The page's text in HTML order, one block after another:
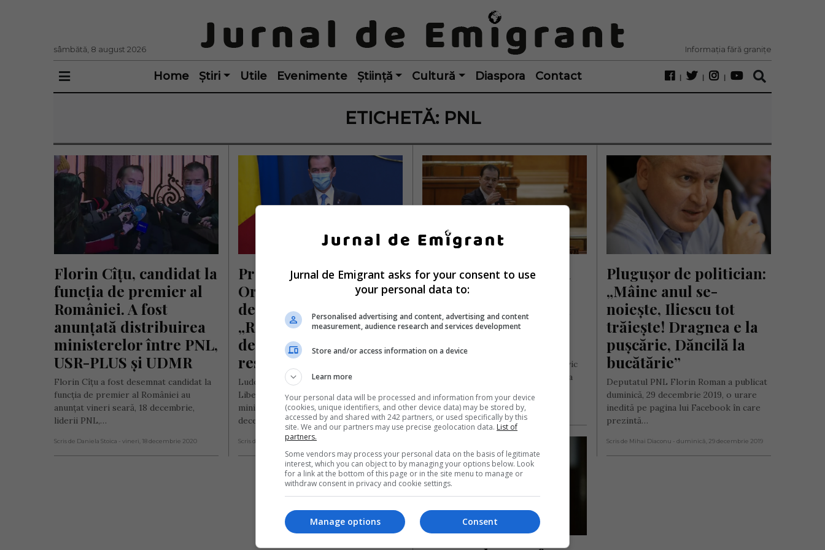
sâmbătă, 8 august 2026 Informația fără granițe
Home Știri Utile Evenimente Știință Cultură Diaspora Contact
ETICHETĂ: PNL
Florin Cîțu, candidat la
funcția de premier al
României. A fost
anunțată distribuirea
ministerelor între PNL,
USR-PLUS şi UDMR
Florin Cîțu a fost desemnat candidat la
funcția de premier al României au
anunțat vineri seară, 18 decembrie,
liderii PNL,…
Scris de Daniela Stoica - vineri, 18 decembrie 2020
Premierul Ludovic
Orban a anunțat că
demisionează.
„România are nevoie
de un guvern
responsabil”
Ludovic Orban, președintele Partidului
Liberal Național și actualul prim-
ministru al României, a anunțat luni, 7
decembrie 2020, că va demisiona….
Scris de Mihai Diaconu- luni, 7 decembrie 2020
Guvernul României a
fost demis prin
moțiunea de cenzură
inițiată de PSD și
UDMR
Guvernul României condus de Ludovic
Orban a fost demis în urmă cu câteva
Scris de Mihai Diaconu - miercuri, 5 februarie 2020
Plugușor de politician:
„Mâine anul se-
noiește, Iliescu tot
trăiește! Dragnea e la
pușcărie, Dăncilă la
bucătărie”
Deputatul PNL Florin Roman a publicat
duminică, 29 decembrie 2019, o urare
inedită pe pagina lui Facebook în care
prezintă…
Scris de Mihai Diaconu - duminică, 29 decembrie 2019
Jurnal de Emigrant asks for your consent to use
your personal data to:
Personalised advertising and content, advertising and content
measurement, audience research and services development
Store and/or access information on a device
Learn more
Your personal data will be processed and information from your device
(cookies, unique identifiers, and other device data) may be stored by,
accessed by and shared with 242 partners, or used specifically by this
site. We and our partners may use precise geolocation data. List of
partners.
Some vendors may process your personal data on the basis of legitimate
interest, which you can object to by managing your options below. Look
for a link at the bottom of this page or in the site menu to manage or
withdraw consent in privacy and cookie settings.
Consent
Manage options